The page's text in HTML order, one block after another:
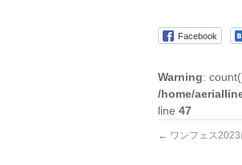
Facebook
Warning:
/home/
line 47
← ワンフェス2023